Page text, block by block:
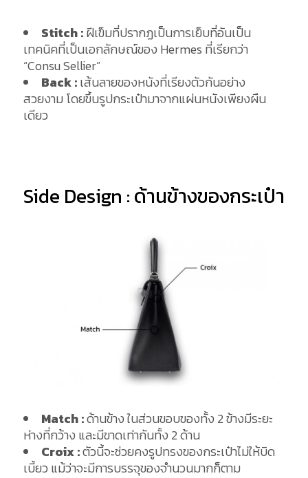
Stitch :ฝีเข็มที่ปรากฏเป็นการเย็บที่อันเป็น
เทคนิคที่เป็นเอกลักษณ์ของ Hermes ที่เรียกว่า
“Consu Sellier”
Back :เส้นลายของหนังที่เรียงตัวกันอย่าง
สวยงาม โดยขึ้นรูปกระเป๋ามาจากแผ่นหนังเพียงผืน
เดียว
Side Design : ด้านข้างของกระเป๋า
Match :ด้านข้าง ในส่วนขอบของทั้ง 2 ข้างมีระยะ
ห่างที่กว้าง และมีขาดเท่ากันทั้ง 2 ด้าน
Croix :ตัวนี้จะช่วยคงรูปทรงของกระเป๋าไม่ให้บิด
เบี้ยว แม้ว่าจะมีการบรรจุของจำนวนมากก็ตาม